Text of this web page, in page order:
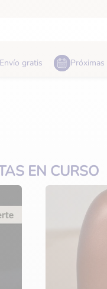
Envío gratis Próximas
EN CURSO